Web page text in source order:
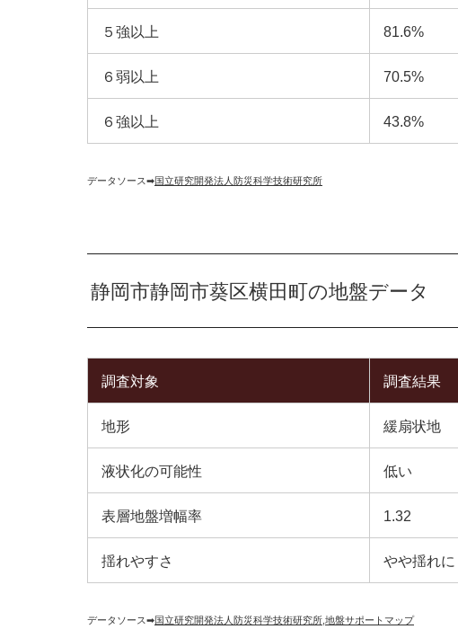
５強以上 81.6%
６弱以上 70.5%
６強以上 43.8%
データソース➡︎国立研究開発法人防災科学技術研究所
静岡市静岡市葵区横田町の地盤データ
調査対象 調査結果
地形 緩扇状地
液状化の可能性 低い
表層地盤増幅率 1.32
揺れやすさ やや揺れに
データソース➡︎国立研究開発法人防災科学技術研究所 地盤サポートマップ